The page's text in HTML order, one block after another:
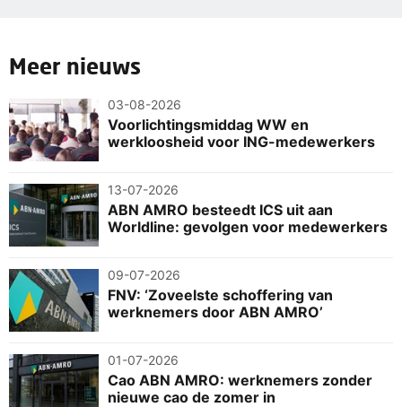
Meer nieuws
03-08-2026
Voorlichtingsmiddag WW en
werkloosheid voor ING-medewerkers
13-07-2026
ABN AMRO besteedt ICS uit aan
Worldline: gevolgen voor medewerkers
09-07-2026
FNV: ‘Zoveelste schoffering van
werknemers door ABN AMRO’
01-07-2026
Cao ABN AMRO: werknemers zonder
nieuwe cao de zomer in